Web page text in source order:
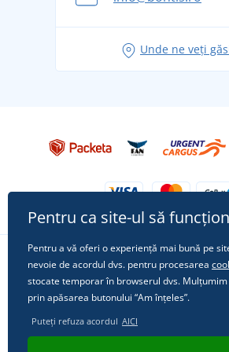
pentru vacanță fără griji
Tricoul preferat City în rol principal:
Unde ne veți
Urmărește-ne pe rețelele
Pentru ca site-ul să
Pentru a vă oferi o experiență mai bună pe
nevoie de acordul dvs. pentru procesarea
stocate temporar în browserul dvs.
prin apăsarea butonului “Am înțeles”.
Puteți refuza acordul AICI